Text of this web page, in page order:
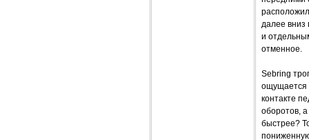
далее вниз
и
отменное.
Sebring
ощущается
контакте
оборотов,
быстрее?